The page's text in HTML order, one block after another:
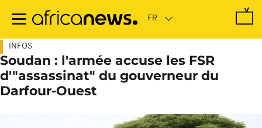
contenu
INFOS
Soudan : l'armée accuse les FSR
d'"assassinat" du gouverneur du
Darfour-Ouest